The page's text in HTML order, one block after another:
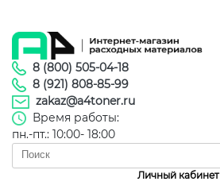
8 (800) 505-04-18
8 (921) 808-85-99
zakaz@a4toner.ru
Время работы:
пн.-пт.: 10:00- 18:00
Личный кабинет